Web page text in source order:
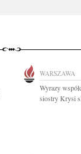
WARSZAWA
Wyrazy
siostry Krysi